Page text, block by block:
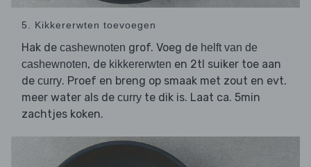
5. Kikkererwten toevoegen
Hak de cashewnoten grof. Voeg de helft van de
cashewnoten, de kikkererwten en 2tl suiker toe aan
de curry. Proef en breng op smaak met zout en evt.
meer water als de curry te dik is. Laat ca. 5min
zachtjes koken.